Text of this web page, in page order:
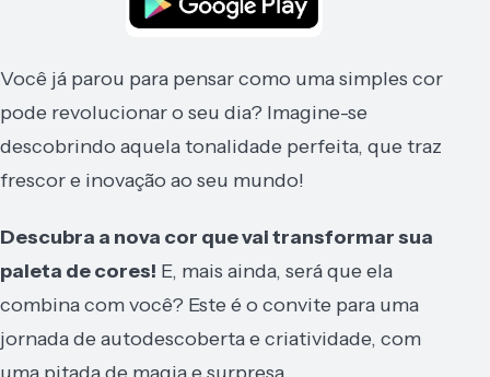
Você já parou para pensar como uma simples cor
pode revolucionar o seu dia? Imagine-se
descobrindo aquela tonalidade perfeita, que traz
frescor e inovação ao seu mundo!
Descubra a nova cor que vai transformar sua
paleta de cores! E, mais ainda, será que ela
combina com você? Este é o convite para uma
jornada de autodescoberta e criatividade, com
uma pitada de magia e surpresa.